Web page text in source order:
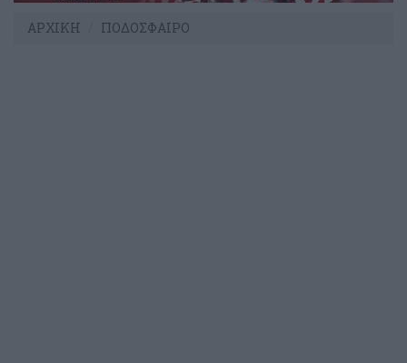
ΑΡΧΙΚΗ ΠΟΔΟΣΦΑΙΡΟ